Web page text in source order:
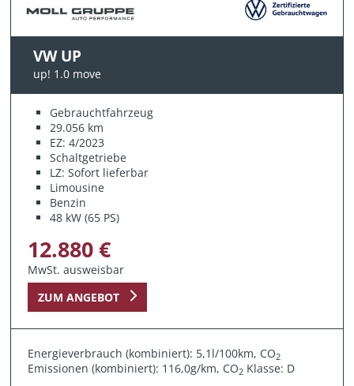
VW UP
up! 1.0 move
Gebrauchtfahrzeug
29.056 km
EZ: 4/2023
Schaltgetriebe
LZ: Sofort lieferbar
Limousine
Benzin
48 kW (65 PS)
12.880 €
MwSt. ausweisbar
ZUM ANGEBOT
Energieverbrauch (kombiniert): 5,1l/100km, CO2
Emissionen (kombiniert): 116,0g/km, CO2 Klasse: D